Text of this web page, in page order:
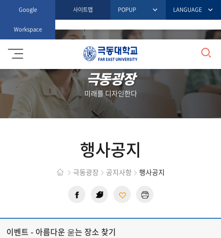
Google
Workspace
사이트맵 POPUP LANGUAGE
극
동
대
학
교
검
색
극동광장
미래를 디자인한다
행사공지
극동광장 공지사항 행사공지
이벤트 - 아름다운 욷는 장소 찾기